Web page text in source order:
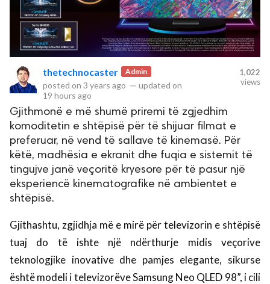
thetechnocaster Admin
posted on 3 years ago — updated on
19 hours ago
1,022
views
Gjithmonë e më shumë priremi të zgjedhim
komoditetin e shtëpisë për të shijuar filmat e
preferuar, në vend të sallave të kinemasë. Për
këtë, madhësia e ekranit dhe fuqia e sistemit të
tingujve janë veçoritë kryesore për të pasur një
eksperiencë kinematografike në ambientet e
shtëpisë.
Gjithashtu, zgjidhja më e mirë për televizorin e shtëpisë
tuaj do të ishte një ndërthurje midis veçorive
teknologjike inovative dhe pamjes elegante, sikurse
është modeli i televizorëve Samsung Neo QLED 98”, i cili